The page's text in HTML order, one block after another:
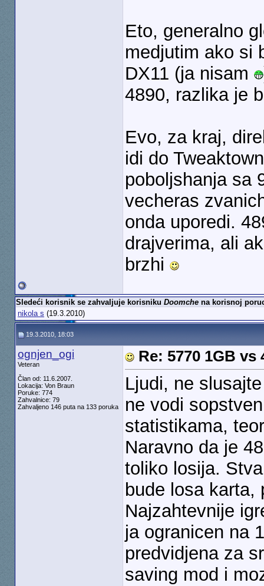
Eto, generalno
medjutim ako si
DX11 (ja nisam
4890, razlika je
Evo, za kraj,
idi do
poboljshanja sa
vecheras
onda uporedi.
drajverima, ali
brzhi
Sledeći korisnik se zahvaljuje korisniku Doomchena korisnoj
nikola s (19.3.2010)
19.3.2010, 18:03
ognjen_ogi
Veteran
Član od: 11.6.2007.
Lokacija: Von Braun
Poruke: 774
Zahvalnice: 79
Zahvaljeno 146 puta na 133 poruka
Re: 5770 1GB vs
Ljudi, ne
ne vodi
statistikama,
Naravno da je
toliko losija.
bude losa karta,
Najzahtevnije
ja ogranicen na
predvidjena za
saving mod i